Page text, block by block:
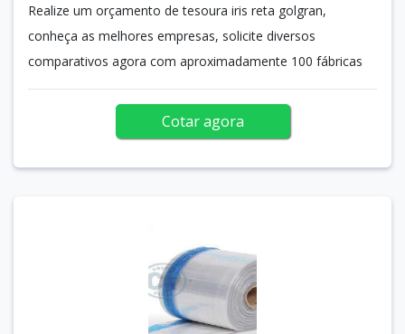
Realize um orçamento de tesoura iris reta golgran,
conheça as melhores empresas, solicite diversos
comparativos agora com aproximadamente 100 fábricas
Cotar agora